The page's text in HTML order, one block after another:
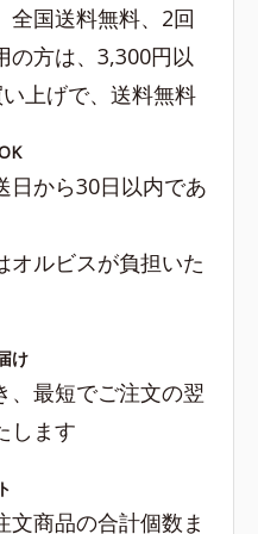
全国送料無料、2回
の方は、3,300円以
上げで、送料無料
日から30日以内であ
ルビスが負担いた
け
、最短でご注文の翌
します
文商品の合計個数ま